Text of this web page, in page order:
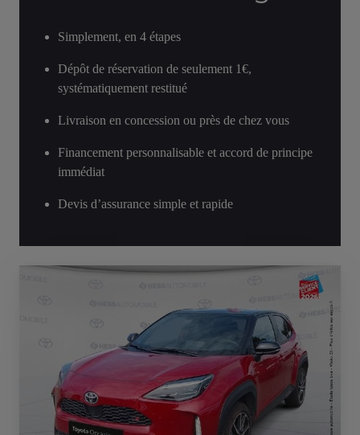
Simplement, en 4 étapes
Dépôt de réservation de seulement 1€,
systématiquement restitué
Livraison en concession ou près de chez vous
Financement personnalisable et accord de principe
immédiat
Devis d’assurance simple et rapide